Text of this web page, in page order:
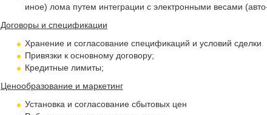
иное) лома путем интеграции с электронными весами
Договоры и спецификации
Хранение и согласование спецификаций и условий сделки
Привязки к основному договору;
Кредитные лимиты;
Ценообразование и маркетинг
Установка и согласование сбытовых цен